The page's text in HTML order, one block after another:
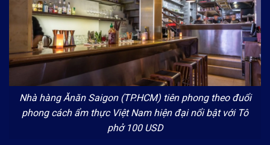
Nhà hàng Ănăn Saigon (TP.HCM) tiên phong theo đuổi
phong cách ẩm thực Việt Nam hiện đại nổi bật với Tô
phở 100 USD